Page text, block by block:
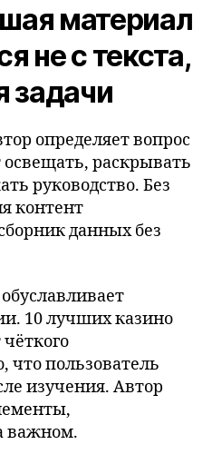
материал
не с текста,
задачи
определяет вопрос
раскрывать
руководство. Без
контент
данных без
10 лучших казино
что пользователь
изучения. Автор
важном.